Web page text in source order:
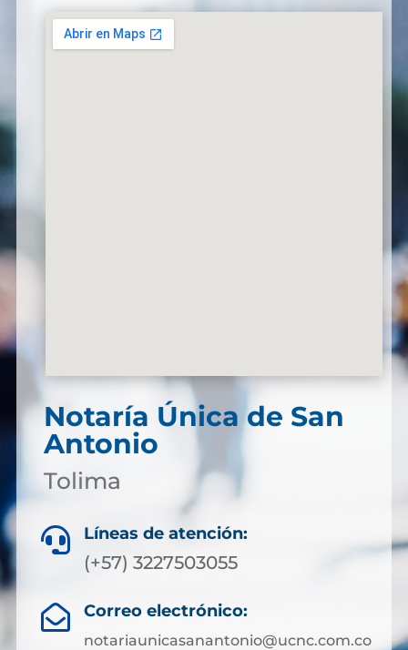
Notaría Única de San
Antonio
Tolima
 Líneas de atención:
(+57) 3227503055
 Correo electrónico:
notariaunicasanantonio@ucnc.com.co